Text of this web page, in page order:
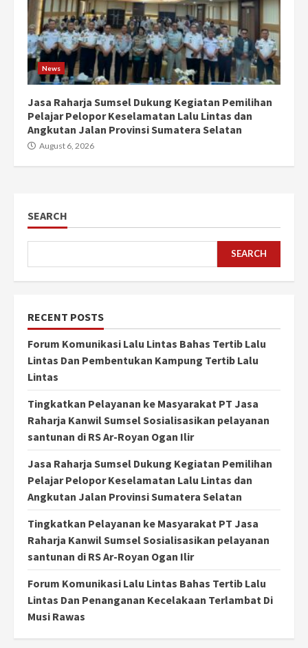
News
Jasa Raharja Sumsel Dukung Kegiatan Pemilihan
Pelajar Pelopor Keselamatan Lalu Lintas dan
Angkutan Jalan Provinsi Sumatera Selatan
August 6, 2026
SEARCH
SEARCH
RECENT POSTS
Forum Komunikasi Lalu Lintas Bahas Tertib Lalu
Lintas Dan Pembentukan Kampung Tertib Lalu
Lintas
Tingkatkan Pelayanan ke Masyarakat PT Jasa
Raharja Kanwil Sumsel Sosialisasikan pelayanan
santunan di RS Ar-Royan Ogan Ilir
Jasa Raharja Sumsel Dukung Kegiatan Pemilihan
Pelajar Pelopor Keselamatan Lalu Lintas dan
Angkutan Jalan Provinsi Sumatera Selatan
Tingkatkan Pelayanan ke Masyarakat PT Jasa
Raharja Kanwil Sumsel Sosialisasikan pelayanan
santunan di RS Ar-Royan Ogan Ilir
Forum Komunikasi Lalu Lintas Bahas Tertib Lalu
Lintas Dan Penanganan Kecelakaan Terlambat Di
Musi Rawas